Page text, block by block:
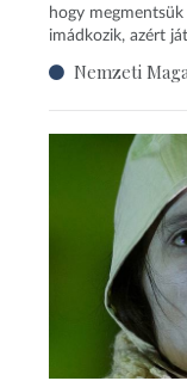
hogy
imádkozik, azért
Nemzeti